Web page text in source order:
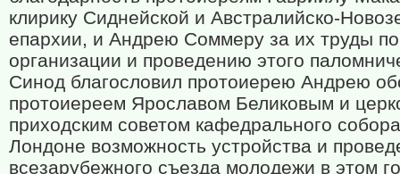
клирику Сиднейской и Австралийско-
епархии, и Андрею Соммеру за их труды по
организации и проведению этого
Синод благословил протоиерею Андрею
протоиереем Ярославом Беликовым и
приходским советом кафедрального собора
Лондоне возможность устройства и
всезарубежного съезда молодежи в этом